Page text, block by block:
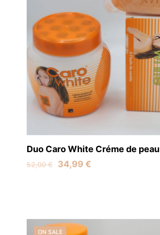
Duo Caro White Créme de
52,00€
Original
34,99 €Current
ON SALE